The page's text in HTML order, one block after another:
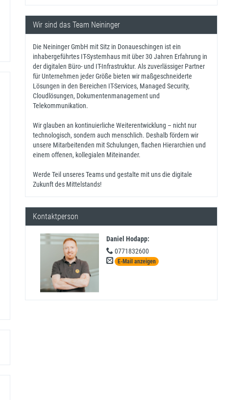
Wir sind das Team Neininger
Die Neininger GmbH mit Sitz in Donaueschingen ist ein
inhabergeführtes IT-Systemhaus mit über 30 Jahren Erfahrung in
der digitalen Büro- und IT-Infrastruktur. Als zuverlässiger Partner
für Unternehmen jeder Größe bieten wir maßgeschneiderte
Lösungen in den Bereichen IT-Services, Managed Security,
Cloudlösungen, Dokumentenmanagement und
Telekommunikation.
Wir glauben an kontinuierliche Weiterentwicklung – nicht nur
technologisch, sondern auch menschlich. Deshalb fördern wir
unsere Mitarbeitenden mit Schulungen, flachen Hierarchien und
einem offenen, kollegialen Miteinander.
Werde Teil unseres Teams und gestalte mit uns die digitale
Zukunft des Mittelstands!
Kontaktperson
Daniel Hodapp:
0771832600
E-Mail anzeigen